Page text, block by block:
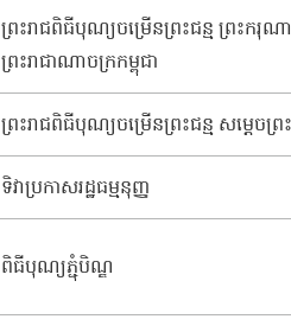
​ព្រះរាជ​ពិធីបុណ្យ​ចម្រើន​ព្រះជន្ម​ ​ព្រះករុណា​ ​
ព្រះរាជាណាចក្រកម្ពុជា
ព្រះរាជ​ពិធីបុណ្យ​ចម្រើន​ព្រះជន្ម​ ​សម្ដេច​ព្រ
ទិវាប្រកាសរដ្ឋធម្មនុញ្ញ
ពិធីបុណ្យភ្ជុំបិណ្ឌ